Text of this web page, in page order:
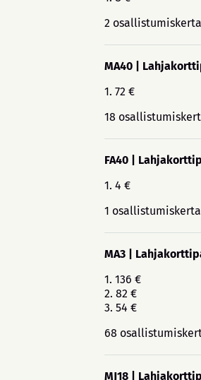
2
MA40 |
1. 72 €
18
FA40 |
1. 4 €
1
MA3 |
1. 136 €
2. 82 €
3. 54 €
68
MJ18 |